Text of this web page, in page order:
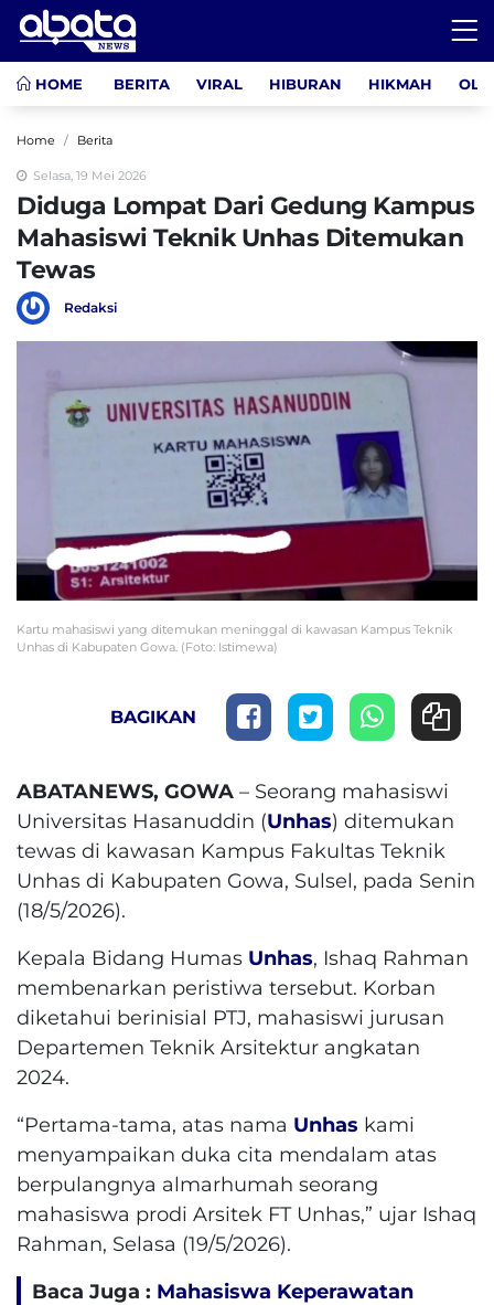
HOME BERITA VIRAL HIBURAN HIKMAH
Home Berita
Selasa, 19 Mei 2026
Diduga Lompat Dari Gedung Kampus
Mahasiswi Teknik Unhas Ditemukan
Tewas
Redaksi
Kartu mahasiswi yang ditemukan meninggal di kawasan Kampus Teknik
Unhas di Kabupaten Gowa. (Foto: Istimewa)
BAGIKAN
ABATANEWS, GOWA – Seorang mahasiswi
Universitas Hasanuddin (Unhas) ditemukan
tewas di kawasan Kampus Fakultas Teknik
Unhas di Kabupaten Gowa, Sulsel, pada Senin
(18/5/2026).
Kepala Bidang Humas Unhas, Ishaq Rahman
membenarkan peristiwa tersebut. Korban
diketahui berinisial PTJ, mahasiswi jurusan
Departemen Teknik Arsitektur angkatan
2024.
“Pertama-tama, atas nama Unhas kami
menyampaikan duka cita mendalam atas
berpulangnya almarhumah seorang
mahasiswa prodi Arsitek FT Unhas,” ujar Ishaq
Rahman, Selasa (19/5/2026).
Baca Juga : Mahasiswa Keperawatan